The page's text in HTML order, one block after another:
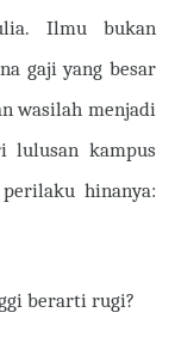
Ilmu bukan
gaji yang besar
wasilah menjadi
lulusan kampus
hinanya:
berarti rugi?